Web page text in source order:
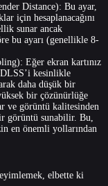
Distance): Bu ayar,
için hesaplanacağını
sunar ancak
bu ayarı (genellikle 8-
Eğer ekran kartınız
kesinlikle
daha düşük bir
bir çözünürlüğe
ve görüntü kalitesinden
görüntü sunabilir. Bu,
en önemli yollarından
elbette ki